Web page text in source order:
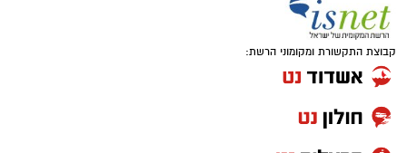
השטח ולמוקדי הסיכון.
לקראת השינוי ערך אגף התנועה בחינה מקצועית
ומקיפה של מערך מצלמות המהירות. בניגוד
לקביעת רף אחיד בלבד, במשטרה מדגישים כי
קבוצת התקשורת ומקומוני הרשת: